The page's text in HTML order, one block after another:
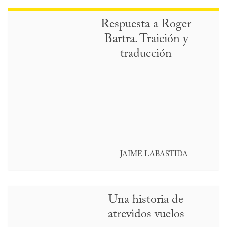
Respuesta a Roger
Bartra. Traición y
traducción
JAIME LABASTIDA
Una historia de
atrevidos vuelos